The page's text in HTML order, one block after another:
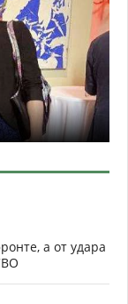
а от удара